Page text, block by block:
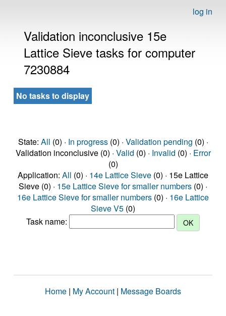
log in
Validation inconclusive 15e
Lattice Sieve tasks for computer
7230884
No tasks to display
State: All (0) · In progress(0) · Validation pending (0) ·
Validation inconclusive (0) · Valid (0) · Invalid (0) · Error
(0)
Application: All (0) · 14e Lattice Sieve (0) · 15e Lattice
Sieve (0) · 15e Lattice Sieve for smaller numbers (0) ·
16e Lattice Sieve for smaller numbers (0) · 16e Lattice
Sieve V5 (0)
Task name:
Home | My Account | Message Boards